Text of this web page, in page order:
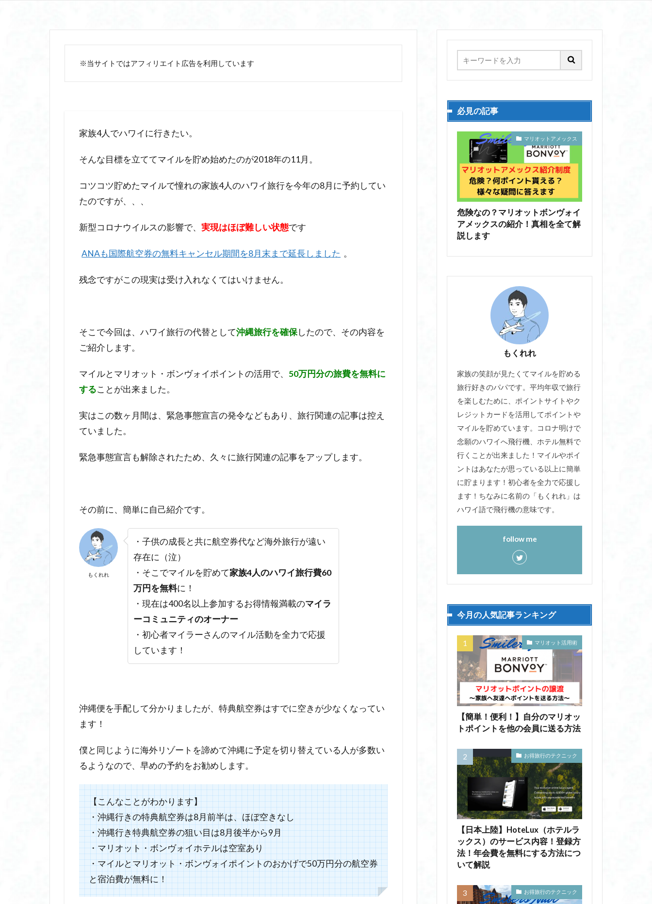
※当サイトではアフィリエイト広告を利用しています
家族4人でハワイに行きたい。
そんな目標を立ててマイルを貯め始めたのが2018年の11月。
コツコツ貯めたマイルで憧れの家族4人のハワイ旅行を今年の8月に予約してい
たのですが、、、
新型コロナウイルスの影響で、 実現はほぼ難しい状態です
ANAも国際航空券の無料キャンセル期間を8月末まで延長しました 。
残念ですがこの現実は受け入れなくてはいけません。
そこで今回は、ハワイ旅行の代替として沖縄旅行を確保したので、その内容を
ご紹介します。
マイルとマリオット・ボンヴォイポイントの活用で、 50万円分の旅費を無料に
することが出来ました。
実はこの数ヶ月間は、緊急事態宣言の発令などもあり、旅行関連の記事は控え
ていました。
緊急事態宣言も解除されたため、久々に旅行関連の記事をアップします。
その前に、簡単に自己紹介です。
もくれれ
・子供の成長と共に航空券代など海外旅行が遠い
存在に（泣）
・そこでマイルを貯めて家族4人のハワイ旅行費60
万円を無料に！
・現在は400名以上参加するお得情報満載のマイラ
ーコミュニティのオーナー
・初心者マイラーさんのマイル活動を全力で応援
しています！
沖縄便を手配して分かりましたが、特典航空券はすでに空きが少なくなってい
ます！
僕と同じように海外リゾートを諦めて沖縄に予定を切り替えている人が多数い
るようなので、早めの予約をお勧めします。
【こんなことがわかります】
・沖縄行きの特典航空券は8月前半は、ほぼ空きなし
・沖縄行き特典航空券の狙い目は8月後半から9月
・マリオット・ボンヴォイホテルは空室あり
・マイルとマリオット・ボンヴォイポイントのおかげで50万円分の航空券
と宿泊費が無料に！
必見の記事
マリオットアメックス
危険なの？マリオットボンヴォイ
アメックスの紹介！真相を全て解
説します
もくれれ
家族の笑顔が見たくてマイルを貯める
旅行好きのパパです。平均年収で旅行
を楽しむために、ポイントサイトやク
レジットカードを活用してポイントや
マイルを貯めています。コロナ明けで
念願のハワイへ飛行機、ホテル無料で
行くことが出来ました！マイルやポイ
ントはあなたが思っている以上に簡単
に貯まります！初心者を全力で応援し
ます！ちなみに名前の「もくれれ」は
ハワイ語で飛行機の意味です。
follow me
今月の人気記事ランキング
マリオット活用術
【簡単！便利！】自分のマリオッ
トポイントを他の会員に送る方法
お得旅行のテクニック
【日本上陸】HoteLux（ホテルラ
ックス）のサービス内容！登録方
法！年会費を無料にする方法につ
いて解説
お得旅行のテクニック